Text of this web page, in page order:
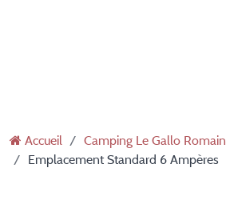
Accueil
Camping Le Gallo Romain
Emplacement Standard 6 Ampères